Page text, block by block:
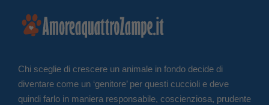
Chi sceglie di crescere un animale in fondo decide di
diventare come un ‘genitore’ per questi cuccioli e deve
quindi farlo in maniera responsabile, coscienziosa, prudente